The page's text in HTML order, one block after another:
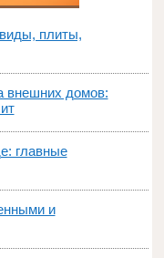
плиты,
внешних домов:
главные
и